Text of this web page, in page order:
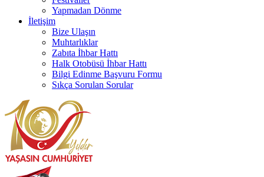
Yapmadan Dönme
İletişim
Bize Ulaşın
Muhtarlıklar
Zabıta İhbar Hattı
Halk Otobüsü İhbar Hattı
Bilgi Edinme Başvuru Formu
Sıkça Sorulan Sorular